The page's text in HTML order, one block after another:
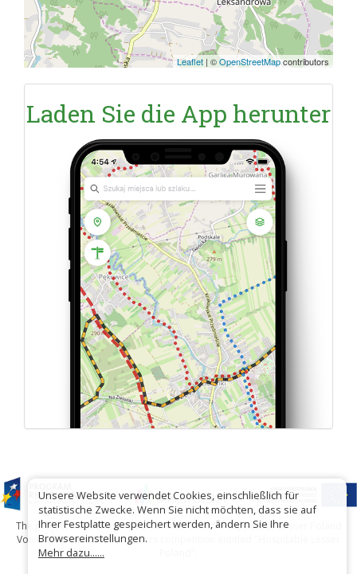
Leaflet | ©OpenStreetMapcontributors
Laden Sie die App herunter
The project has been carried out with financial support of Lesser Poland
Voivodship within tourist offers competition entitled "Hospitable Lesser
Unsere Website verwendet Cookies, einschließlich für
statistische Zwecke. Wenn Sie nicht möchten, dass sie auf
Ihrer Festplatte gespeichert werden, ändern Sie Ihre
Browsereinstellungen.
Mehr dazu......